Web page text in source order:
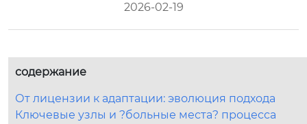
2026-02-19
содержание
От лицензии к адаптации: эволюция подхода
Ключевые узлы и ?больные места? процесса